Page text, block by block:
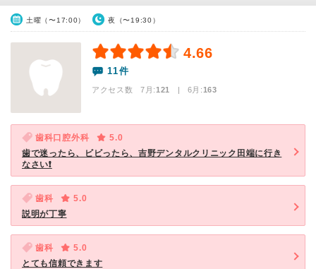
土曜（〜17:00） 夜（〜19:30）
4.66
11件
アクセス数 7月:121 | 6月:163
歯科口腔外科
5.0
歯で迷ったら、ビビったら、吉野デンタルクリニック田端に行き
なさい❗️
歯科
5.0
説明が丁寧
歯科
5.0
とても信頼できます